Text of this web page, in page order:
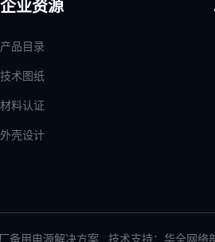
企业资源
产品目录
技术图纸
材料认证
外壳设计
备用电源解决方案 技术支持：华全网络